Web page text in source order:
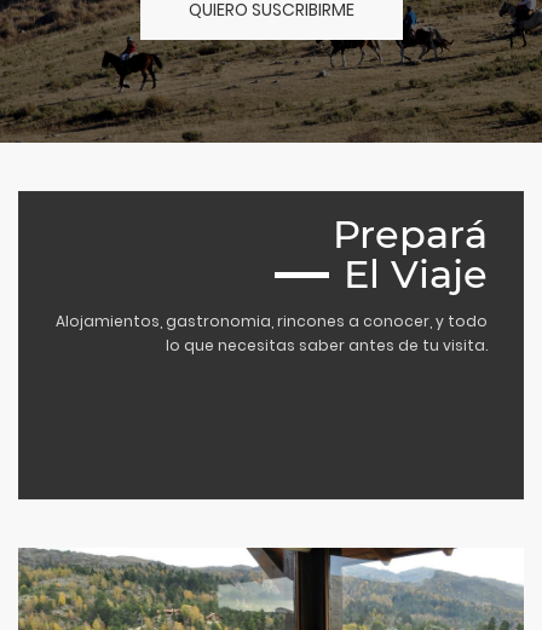
QUIERO SUSCRIBIRME
Prepará
El Viaje
Alojamientos, gastronomia, rincones a conocer, y todo
lo que necesitas saber antes de tu visita.